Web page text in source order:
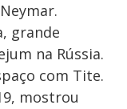
grande
na Rússia.
com Tite.
mostrou